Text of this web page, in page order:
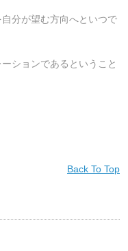
分が望む方向へといつで
ションであるということ
Back To Top